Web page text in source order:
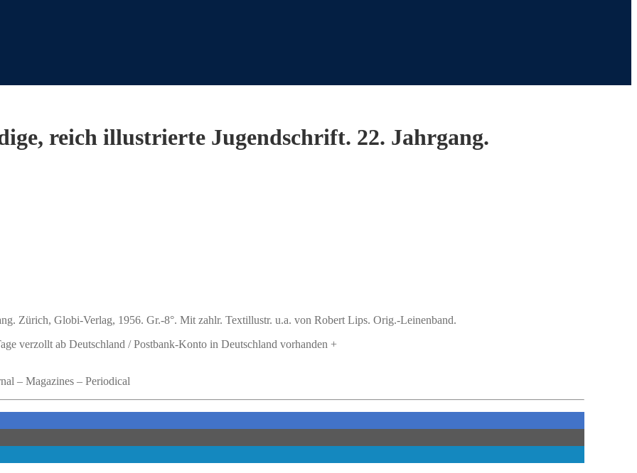
reich illustrierte Jugendschrift. 22. Jahrgang.
Zürich, Globi-Verlag, 1956. Gr.-8°. Mit zahlr. Textillustr. u.a. von Robert Lips. Orig.-Leinenband.
verzollt ab Deutschland / Postbank-Konto in Deutschland vorhanden +
– Magazines – Periodical